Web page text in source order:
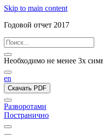
Skip to main content
Годовой отчет 2017
Необходимо не менее 3х
en
Скачать PDF
Разворотами
Постранично